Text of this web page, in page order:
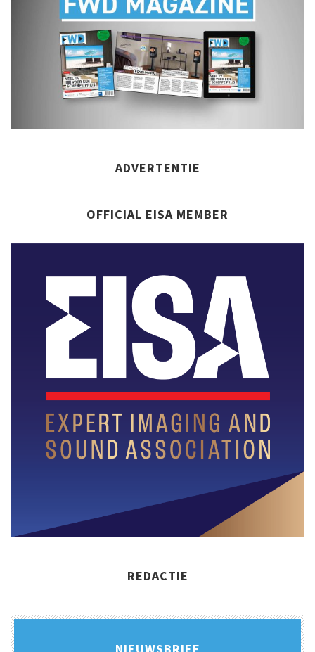
ADVERTENTIE
OFFICIAL EISA MEMBER
REDACTIE